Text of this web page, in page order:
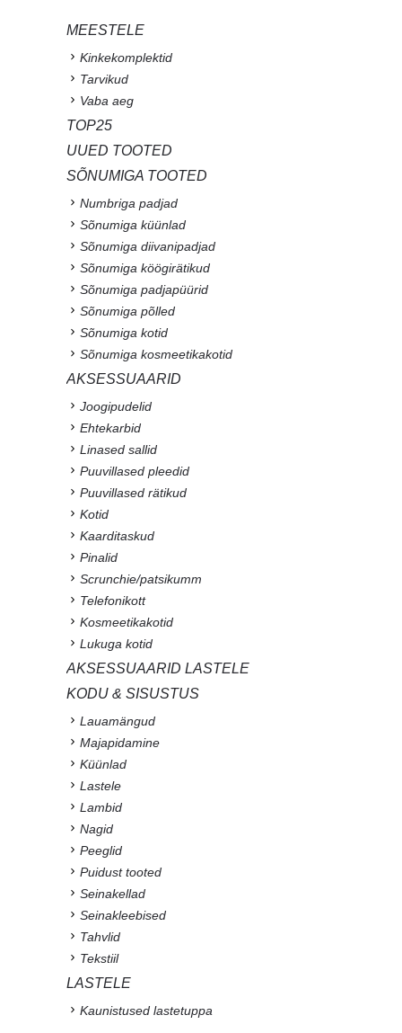
MEESTELE
Kinkekomplektid
Tarvikud
Vaba aeg
TOP25
UUED TOOTED
SÕNUMIGA TOOTED
Numbriga padjad
Sõnumiga küünlad
Sõnumiga diivanipadjad
Sõnumiga köögirätikud
Sõnumiga padjapüürid
Sõnumiga põlled
Sõnumiga kotid
Sõnumiga kosmeetikakotid
AKSESSUAARID
Joogipudelid
Ehtekarbid
Linased sallid
Puuvillased pleedid
Puuvillased rätikud
Kotid
Kaarditaskud
Pinalid
Scrunchie/patsikumm
Telefonikott
Kosmeetikakotid
Lukuga kotid
AKSESSUAARID LASTELE
KODU & SISUSTUS
Lauamängud
Majapidamine
Küünlad
Lastele
Lambid
Nagid
Peeglid
Puidust tooted
Seinakellad
Seinakleebised
Tahvlid
Tekstiil
LASTELE
Kaunistused lastetuppa